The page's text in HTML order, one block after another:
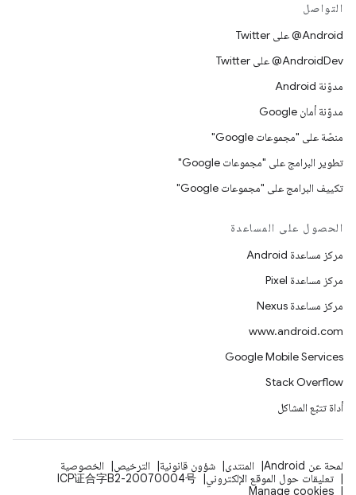
التواصل
‎@Android على Twitter
‎@AndroidDev على Twitter
مدوّنة Android
مدوّنة أمان Google
منصّة على "مجموعات Google"
تطوير البرامج على "مجموعات Google"
تكييف البرامج على "مجموعات Google"
الحصول على المساعدة
مركز مساعدة Android
مركز مساعدة Pixel
مركز مساعدة Nexus
www.android.com
Google Mobile Services
Stack Overflow
أداة تتبّع المشاكل
لمحة عن Android المنتدى شؤون قانونية الترخيص
الخصوصية
تعليقات حول الموقع الإلكتروني
ICP证合字B2-20070004号
Manage cookies